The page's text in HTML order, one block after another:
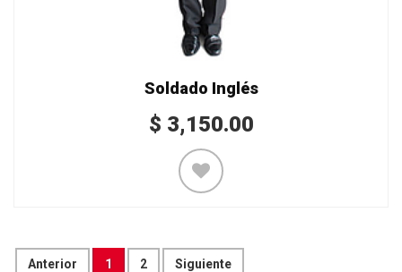
Soldado Inglés
$ 3,150.00
Anterior 1 2 Siguiente